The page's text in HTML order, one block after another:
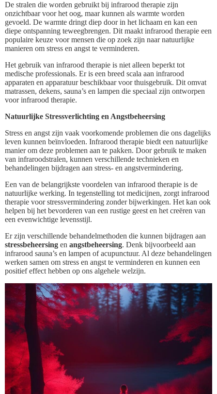
De stralen die worden gebruikt bij infrarood therapie zijn
onzichtbaar voor het oog, maar kunnen als warmte worden
gevoeld. De warmte dringt diep door in het lichaam en kan een
diepe ontspanning teweegbrengen. Dit maakt infrarood therapie een
populaire keuze voor mensen die op zoek zijn naar natuurlijke
manieren om stress en angst te verminderen.
Het gebruik van infrarood therapie is niet alleen beperkt tot
medische professionals. Er is een breed scala aan infrarood
apparaten en apparatuur beschikbaar voor thuisgebruik. Dit omvat
matrassen, dekens, sauna’s en lampen die speciaal zijn ontworpen
voor infrarood therapie.
Natuurlijke Stressverlichting en Angstbeheersing
Stress en angst zijn vaak voorkomende problemen die ons dagelijks
leven kunnen beïnvloeden. Infrarood therapie biedt een natuurlijke
manier om deze problemen aan te pakken. Door gebruik te maken
van infraroodstralen, kunnen verschillende technieken en
behandelingen bijdragen aan stress- en angstvermindering.
Een van de belangrijkste voordelen van infrarood therapie is de
natuurlijke werking. In tegenstelling tot medicijnen, zorgt infrarood
therapie voor stressvermindering zonder bijwerkingen. Het kan ook
helpen bij het bevorderen van een rustige geest en het creëren van
een evenwichtige levensstijl.
Er zijn verschillende behandelmethoden die kunnen bijdragen aan
stressbeheersing en angstbeheersing. Denk bijvoorbeeld aan
infrarood sauna’s en lampen of acupunctuur. Al deze behandelingen
werken samen om stress en angst te verminderen en kunnen een
positief effect hebben op ons algehele welzijn.